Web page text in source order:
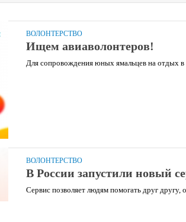
ВОЛОНТЕРСТВО
Ищем авиаволонтеров!
Для сопровождения юных ямальцев на отдых в
ВОЛОНТЕРСТВО
В России запустили новый
Сервис позволяет людям помогать друг